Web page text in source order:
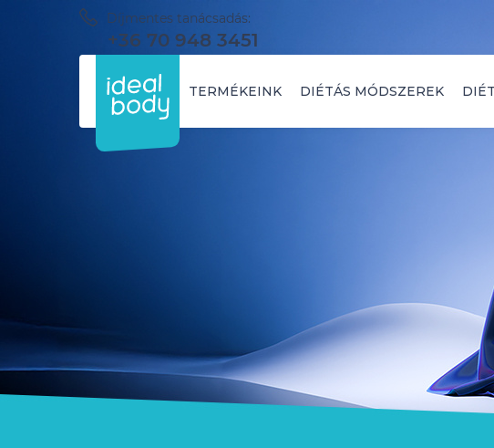
Díjmentes tanácsadás:
+36 70 948 3451
TERMÉKEINK DIÉTÁS MÓDSZEREK